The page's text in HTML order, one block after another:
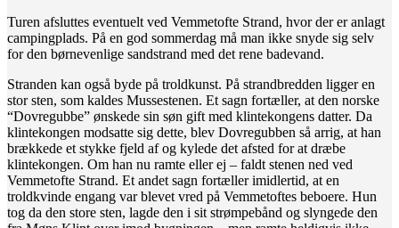
Turen afsluttes eventuelt ved Vemmetofte Strand, hvor der er anlagt
campingplads. På en god sommerdag må man ikke snyde sig selv
for den børnevenlige sandstrand med det rene badevand.
Stranden kan også byde på troldkunst. På strandbredden ligger en
stor sten, som kaldes Mussestenen. Et sagn fortæller, at den norske
“Dovregubbe” ønskede sin søn gift med klintekongens datter. Da
klintekongen modsatte sig dette, blev Dovregubben så arrig, at han
brækkede et stykke fjeld af og kylede det afsted for at dræbe
klintekongen. Om han nu ramte eller ej – faldt stenen ned ved
Vemmetofte Strand. Et andet sagn fortæller imidlertid, at en
troldkvinde engang var blevet vred på Vemmetoftes beboere. Hun
tog da den store sten, lagde den i sit strømpebånd og slyngede den